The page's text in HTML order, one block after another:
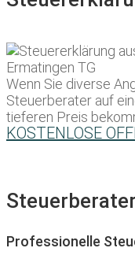
Wenn Sie diverse
Steuerberater auf
tieferen Preis
KOSTENLOSE
Professionelle